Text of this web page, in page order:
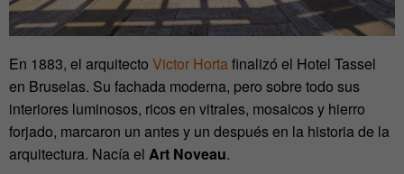
En 1883, el arquitecto Victor Hortafinalizó el Hotel Tassel
en Bruselas. Su fachada moderna, pero sobre todo sus
interiores luminosos, ricos en vitrales, mosaicos y hierro
forjado, marcaron un antes y un después en la historia de la
arquitectura. Nacía el Art Noveau.